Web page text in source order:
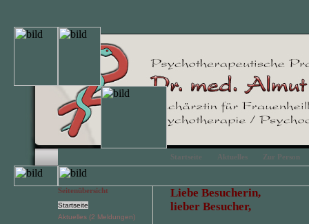
Startseite Aktuelles Zur Person
Seitenübersicht
Startseite
Aktuelles (2 Meldungen)
Liebe Besucherin,
lieber Besucher,